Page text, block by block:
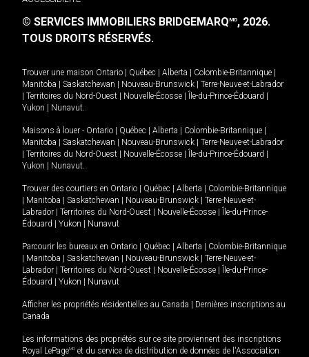
© SERVICES IMMOBILIERS BRIDGEMARQMD, 2026.
TOUS DROITS RÉSERVÉS.
Trouver une maison Ontario Québec Alberta Colombie-Britannique
Manitoba
Saskatchewan Nouveau-Brunswick
Terre-Neuve-et-Labrador
Territoires du Nord-Ouest Nouvelle-Écosse Île-du-Prince-Édouard
Yukon
Nunavut.
Maisons à louer - Ontario Québec Alberta Colombie-Britannique
Manitoba
Saskatchewan Nouveau-Brunswick
Terre-Neuve-et-Labrador
Territoires du Nord-Ouest Nouvelle-Écosse Île-du-Prince-Édouard
Yukon
Nunavut.
Trouver des courtiers en Ontario Québec Alberta
Colombie-Britannique
Manitoba Saskatchewan Nouveau-Brunswick
Terre-Neuve-et-
Labrador
Territoires du Nord-Ouest Nouvelle-Écosse
Île-du-Prince-
Édouard
Yukon Nunavut
Parcourir les bureaux en Ontario Québec Alberta
Colombie-Britannique
Manitoba Saskatchewan Nouveau-Brunswick
Terre-Neuve-et-
Labrador
Territoires du Nord-Ouest Nouvelle-Écosse
Île-du-Prince-
Édouard
Yukon Nunavut
Afficher les propriétés résidentielles au Canada
Dernières inscriptions au
Canada
Les informations des propriétés sur ce site proviennent des inscriptions
Royal LePageMD et du service de distribution de données de l'Association